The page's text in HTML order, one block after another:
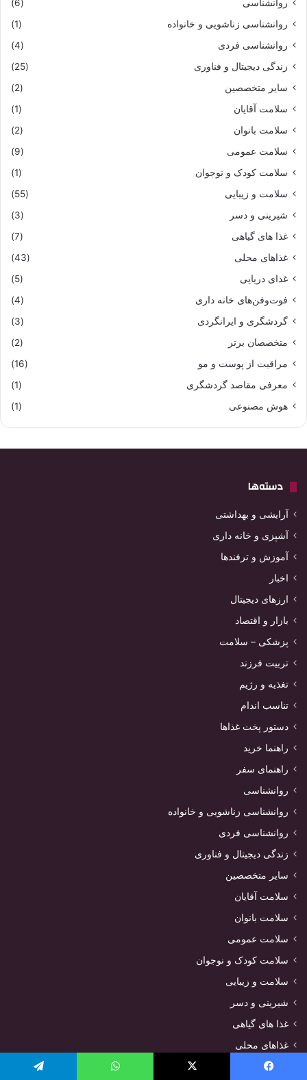
روانشناسی
(6)
روانشناسی زناشویی و خانواده
(1)
روانشناسی فردی
(4)
زندگی دیجیتال و فناوری
(25)
سایر متخصصین
(2)
سلامت آقایان
(1)
سلامت بانوان
(2)
سلامت عمومی
(9)
سلامت کودک و نوجوان
(1)
سلامت و زیبایی
(55)
شیرینی و دسر
(3)
غذا های گیاهی
(7)
غذاهای محلی
(43)
غذای دریایی
(5)
فوت‌وفن‌های خانه داری
(4)
گردشگری و ایرانگردی
(3)
متخصصان برتر
(2)
مراقبت از پوست و مو
(16)
معرفی مقاصد گردشگری
(1)
هوش مصنوعی
(1)
دسته‌ها
آرایشی و بهداشتی
آشپزی و خانه داری
آموزش و ترفندها
اخبار
ارزهای دیجیتال
بازار و اقتصاد
پزشکی – سلامت
تربیت فرزند
تغذیه و رژیم
تناسب اندام
دستور پخت غذاها
راهنما خرید
راهنمای سفر
روانشناسی
روانشناسی زناشویی و خانواده
روانشناسی فردی
زندگی دیجیتال و فناوری
سایر متخصصین
سلامت آقایان
سلامت بانوان
سلامت عمومی
سلامت کودک و نوجوان
سلامت و زیبایی
شیرینی و دسر
غذا های گیاهی
غذاهای محلی
غذای دریایی